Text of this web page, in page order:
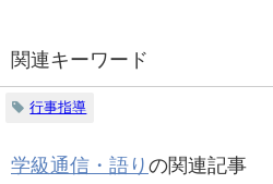
関連キーワード
行事指導
学級通信・語り の関連記事